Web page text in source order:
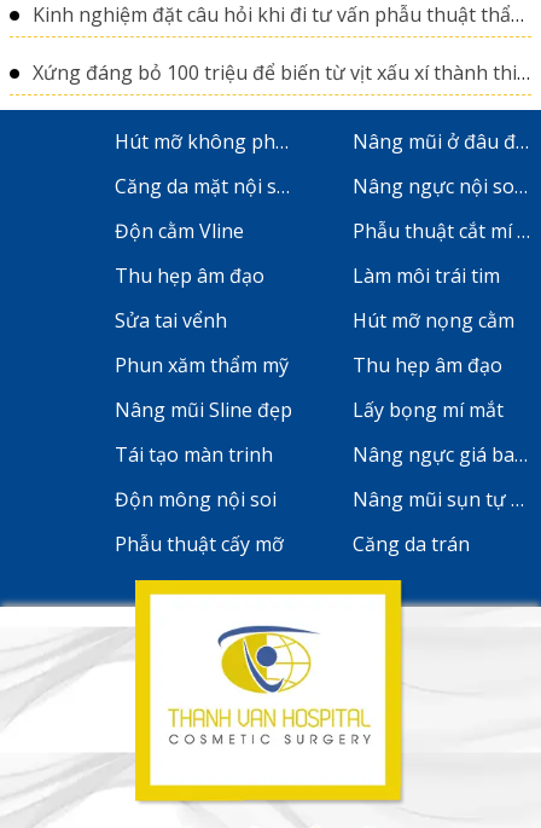
Kinh nghiệm đặt câu hỏi khi đi tư vấn phẫu thuật thẩm mỹ
Xứng đáng bỏ 100 triệu để biến từ vịt xấu xí thành thiên nga
Hút mỡ không phẫu thuật
Căng da mặt nội soi
Độn cằm Vline
Thu hẹp âm đạo
Sửa tai vểnh
Nâng mũi ở đâu đẹp
Nâng ngực nội soi
Phẫu thuật cắt mí
Làm môi trái tim
Hút mỡ nọng cằm
Phun xăm thẩm mỹ
Nâng mũi Sline đẹp
Tái tạo màn trinh
Độn mông nội soi
Phẫu thuật cấy mỡ
Thu hẹp âm đạo
Lấy bọng mí mắt
Nâng ngực giá bao
Nâng mũi sụn tự
Căng da trán